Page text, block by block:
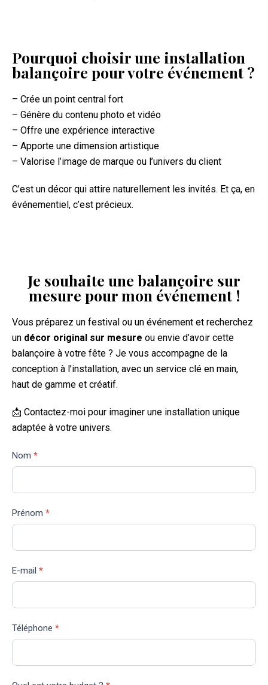
Pourquoi choisir une installation
balançoire pour votre événement ?
– Crée un point central fort
– Génère du contenu photo et vidéo
– Offre une expérience interactive
– Apporte une dimension artistique
– Valorise l’image de marque ou l’univers du client
C’est un décor qui attire naturellement les invités. Et ça, en
événementiel, c’est précieux.
Je souhaite une balançoire sur
mesure pour mon événement !
Vous préparez un festival ou un événement et recherchez
un décor original sur mesure ou envie d’avoir cette
balançoire à votre fête ? Je vous accompagne de la
conception à l’installation, avec un service clé en main,
haut de gamme et créatif.
📩 Contactez-moi pour imaginer une installation unique
adaptée à votre univers.
Devis
pro
Nom *
Prénom *
E-mail *
Téléphone *